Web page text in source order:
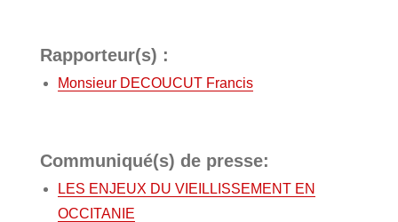
Rapporteur(s) :
Monsieur DECOUCUT Francis
Communiqué(s) de presse:
LES ENJEUX DU VIEILLISSEMENT EN
OCCITANIE